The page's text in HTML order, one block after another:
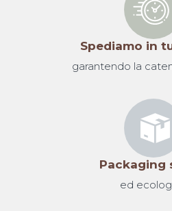
Spediamo in
garantendo la
Packaging
ed